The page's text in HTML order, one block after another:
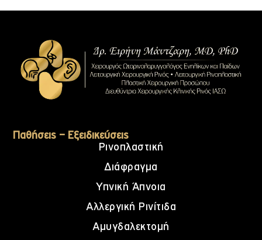
Παθήσεις – Εξειδικεύσεις
Ρινοπλαστική
Διάφραγμα
Υπνική Άπνοια
Αλλεργική Ρινίτιδα
Αμυγδαλεκτομή